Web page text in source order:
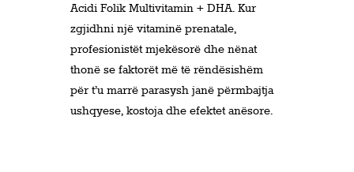
Acidi Folik Multivitamin + DHA. Kur
zgjidhni një vitaminë prenatale,
profesionistët mjekësorë dhe nënat
thonë se faktorët më të rëndësishëm
për t’u marrë parasysh janë përmbajtja
ushqyese, kostoja dhe efektet anësore.